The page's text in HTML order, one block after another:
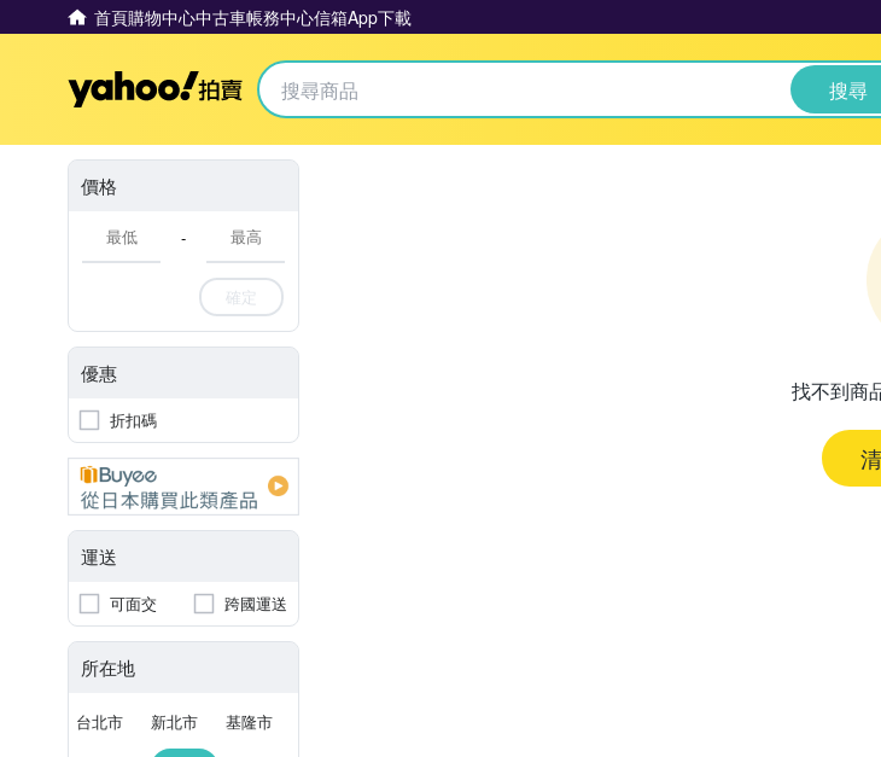
首頁購物中心中古車帳務中心信箱App下載
Yahoo拍賣 搜尋
價格
-
確定
優惠
折扣碼
運送
可面交 跨國運送
所在地
台北市 新北市 基隆市
找不到商